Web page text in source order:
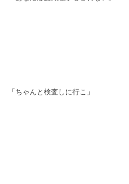
「ちゃんと検査しに行こ」